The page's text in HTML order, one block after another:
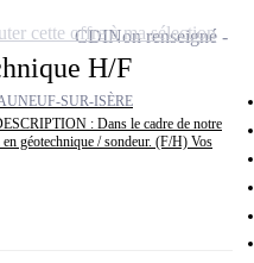
H/F
SUR-ISÈRE
: Dans le cadre de notre
géotechnique / sondeur. (F/H) Vos
CDINon renseigné
cette offre à ma sélection